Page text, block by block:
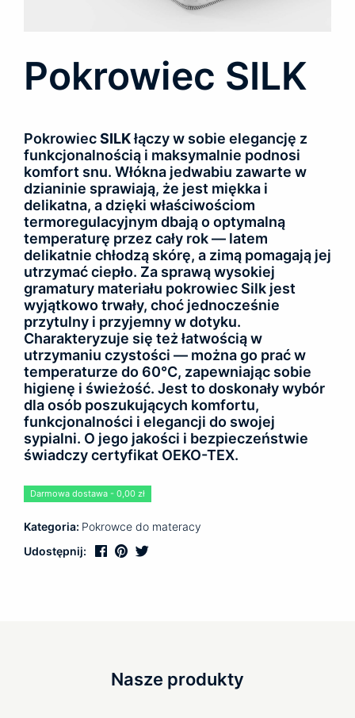
Pokrowiec SILK
PokrowiecSILKłączy w sobie elegancję z
funkcjonalnością i maksymalnie podnosi
komfort snu. Włókna jedwabiu zawarte w
dzianinie sprawiają, że jest miękka i
delikatna, a dzięki właściwościom
termoregulacyjnym dbają o optymalną
temperaturę przez cały rok — latem
delikatnie chłodzą skórę, a zimą pomagają jej
utrzymać ciepło. Za sprawą wysokiej
gramatury materiału pokrowiec Silk jest
wyjątkowo trwały, choć jednocześnie
przytulny i przyjemny w dotyku.
Charakteryzuje się też łatwością w
utrzymaniu czystości — można go prać w
temperaturze do 60°C, zapewniając sobie
higienę i świeżość. Jest to doskonały wybór
dla osób poszukujących komfortu,
funkcjonalności i elegancji do swojej
sypialni. O jego jakości i bezpieczeństwie
świadczy certyfikat OEKO-TEX.
Darmowa dostawa - 0,00 zł
Kategoria: Pokrowce do materacy
Udostępnij:
Nasze produkty